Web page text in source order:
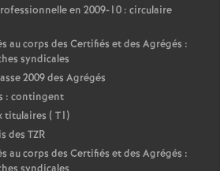
en 2009-10 : circulaire
au corps des Certifiés et des Agrégés :
syndicales
2009 des Agrégés
: contingent
titulaires ( T1)
des TZR
au corps des Certifiés et des Agrégés :